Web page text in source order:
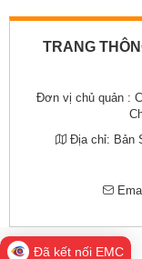
TRANG
Đơn vị chủ quản :
Địa chỉ: Bản
Đã kết nối EMC